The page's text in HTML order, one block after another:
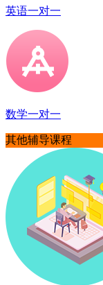
英语一对一
数学一对一
其他辅导课程